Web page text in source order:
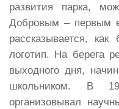
развития парка,
Добровым – первым
рассказывается,
логотип. На берега
выходного дня,
школьником. В
организовывал